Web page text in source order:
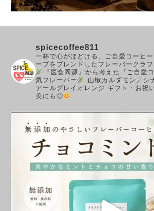
spicecoffee811
一杯で心がほどける、ご自愛コーヒー
ーブをブレンドしたフレーバークラ
『医食同源』から考えた『ご自愛
気フレーバー
山椒カルダモン／シ
アールグレイオレンジ ギフト・お祝
美にも◎